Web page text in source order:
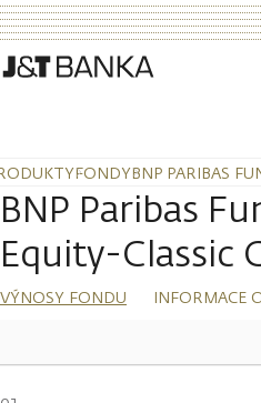
FONDYBNP PARIBAS
BNP Paribas
Equity-Classic
VÝNOSY FONDU INFORMACE